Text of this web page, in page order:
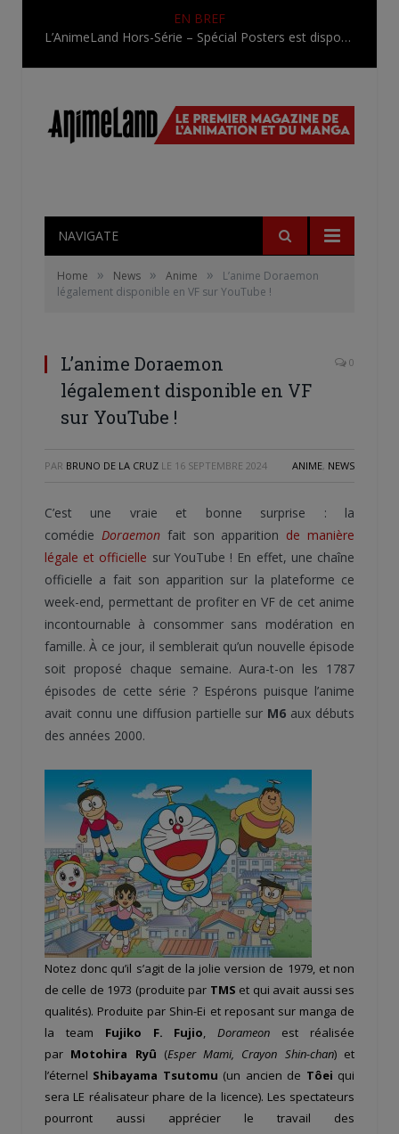
EN BREF
L’AnimeLand Hors-Série – Spécial Posters est disponible !
NAVIGATE
Home » News » Anime »
L’anime Doraemon
légalement disponible en VF sur YouTube !
L’anime Doraemon
légalement disponible en VF
sur YouTube !
0
PAR BRUNO DE LA CRUZ LE 16 SEPTEMBRE 2024 ANIME, NEWS
C’est une vraie et bonne surprise : la
comédie Doraemon fait son apparition de manière
légale et officielle sur YouTube ! En effet, une chaîne
officielle a fait son apparition sur la plateforme ce
week-end, permettant de profiter en VF de cet anime
incontournable à consommer sans modération en
famille. À ce jour, il semblerait qu’un nouvelle épisode
soit proposé chaque semaine. Aura-t-on les 1787
épisodes de cette série ? Espérons puisque l’anime
avait connu une diffusion partielle sur M6 aux débuts
des années 2000.
Notez donc qu’il s’agit de la jolie version de 1979, et non
de celle de 1973 (produite par TMS et qui avait aussi ses
qualités). Produite par Shin-Ei et reposant sur manga de
la team Fujiko F. Fujio,Dorameon est réalisée
par Motohira Ryû (Esper Mami, Crayon Shin-chan) et
l’éternel Shibayama Tsutomu (un ancien de Tôei qui
sera LE réalisateur phare de la licence). Les spectateurs
pourront aussi apprécier le travail des